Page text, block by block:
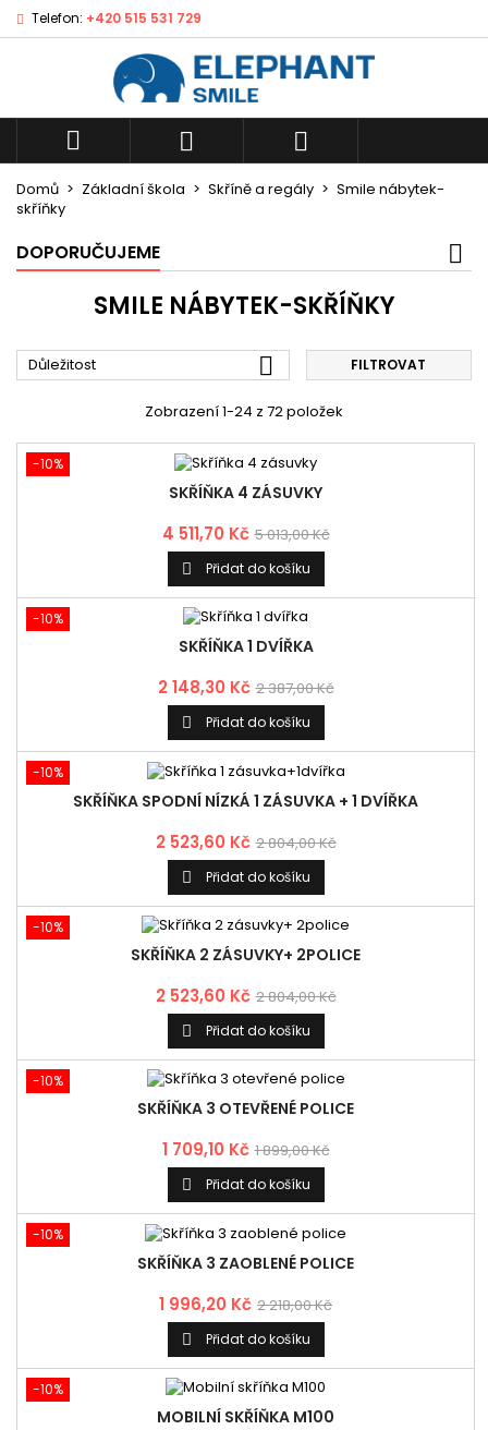
Telefon: +420 515 531 729
  
Domů Základní škola Skříně a regály
Smile nábytek-
skříňky
DOPORUČUJEME
SMILE NÁBYTEK-SKŘÍŇKY
Důležitost  FILTROVAT
Zobrazení 1-24 z 72 položek
-10%
SKŘÍŇKA 4 ZÁSUVKY
4 511,70 Kč 5 013,00 Kč
 Přidat do košíku
-10%
SKŘÍŇKA 1 DVÍŘKA
2 148,30 Kč 2 387,00 Kč
 Přidat do košíku
-10%
SKŘÍŇKA SPODNÍ NÍZKÁ 1 ZÁSUVKA + 1 DVÍŘKA
2 523,60 Kč 2 804,00 Kč
 Přidat do košíku
-10%
SKŘÍŇKA 2 ZÁSUVKY+ 2POLICE
2 523,60 Kč 2 804,00 Kč
 Přidat do košíku
-10%
SKŘÍŇKA 3 OTEVŘENÉ POLICE
1 709,10 Kč 1 899,00 Kč
 Přidat do košíku
-10%
SKŘÍŇKA 3 ZAOBLENÉ POLICE
1 996,20 Kč 2 218,00 Kč
 Přidat do košíku
-10%
MOBILNÍ SKŘÍŇKA M100
My wishlists ×
((modalTitle)) ×
((confirmMessage))
((cancelText)) ((modalDeleteText))
((title)) ×
Přihlásit se ×
Musíte být přihlášen, abyste si mohli výrobky uložit
do svého seznamu přání.
((cancelText)) ((loginText))